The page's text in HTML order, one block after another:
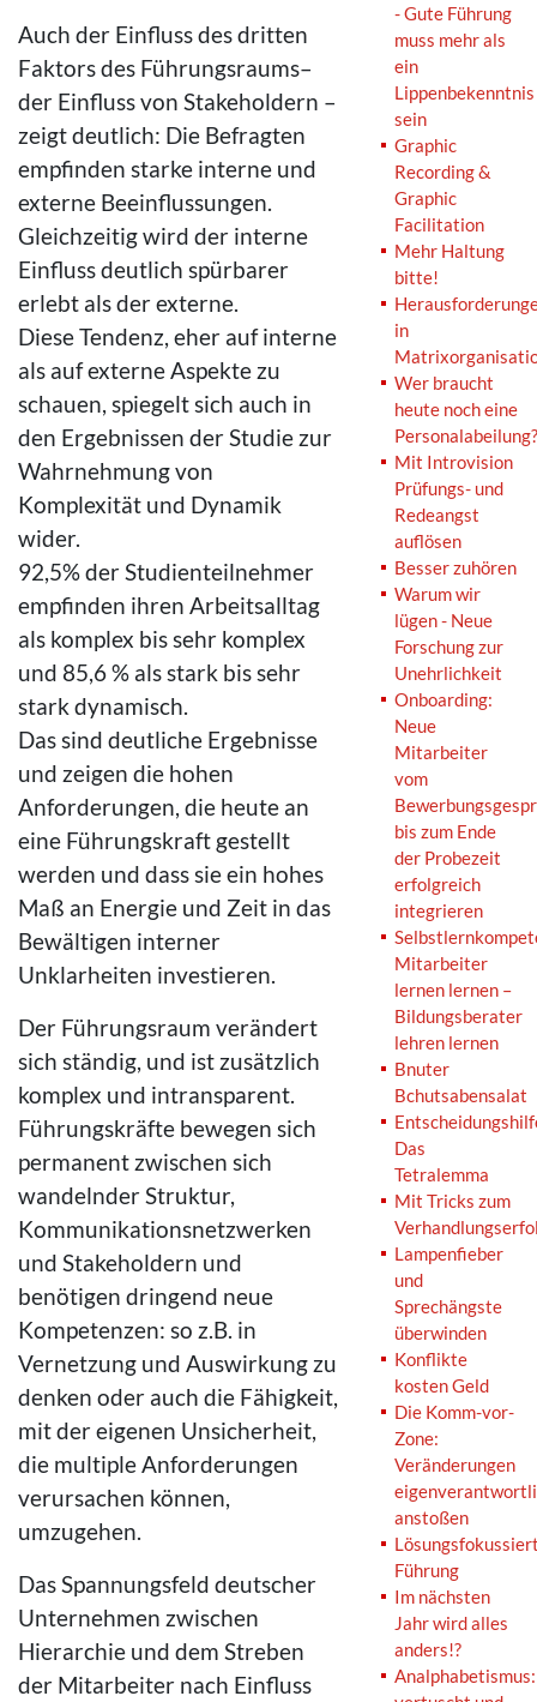
Auch der Einfluss des dritten
Faktors des Führungsraums–
der Einfluss von Stakeholdern –
zeigt deutlich: Die Befragten
empfinden starke interne und
externe Beeinflussungen.
Gleichzeitig wird der interne
Einfluss deutlich spürbarer
erlebt als der externe.
Diese Tendenz, eher auf interne
als auf externe Aspekte zu
schauen, spiegelt sich auch in
den Ergebnissen der Studie zur
Wahrnehmung von
Komplexität und Dynamik
wider.
92,5% der Studienteilnehmer
empfinden ihren Arbeitsalltag
als komplex bis sehr komplex
und 85,6 % als stark bis sehr
stark dynamisch.
Das sind deutliche Ergebnisse
und zeigen die hohen
Anforderungen, die heute an
eine Führungskraft gestellt
werden und dass sie ein hohes
Maß an Energie und Zeit in das
Bewältigen interner
Unklarheiten investieren.
Der Führungsraum verändert
sich ständig, und ist zusätzlich
komplex und intransparent.
Führungskräfte bewegen sich
permanent zwischen sich
wandelnder Struktur,
Kommunikationsnetzwerken
und Stakeholdern und
benötigen dringend neue
Kompetenzen: so z.B. in
Vernetzung und Auswirkung zu
denken oder auch die Fähigkeit,
mit der eigenen Unsicherheit,
die multiple Anforderungen
verursachen können,
umzugehen.
Das Spannungsfeld deutscher
Unternehmen zwischen
Hierarchie und dem Streben
der Mitarbeiter nach Einfluss
- Gute Führung
muss mehr als
ein
Lippenbekenntnis
sein
Graphic
Recording &
Graphic
Facilitation
Mehr Haltung
bitte!
in
Wer braucht
heute noch eine
Personalabeilung?
Mit Introvision
Prüfungs- und
Redeangst
auflösen
Besser zuhören
Warum wir
lügen - Neue
Forschung zur
Unehrlichkeit
Onboarding:
Neue
Mitarbeiter
vom
bis zum Ende
der Probezeit
erfolgreich
integrieren
Mitarbeiter
lernen lernen –
Bildungsberater
lehren lernen
Bnuter
Bchutsabensalat
Das
Tetralemma
Mit Tricks zum
Lampenfieber
und
Sprechängste
überwinden
Konflikte
kosten Geld
Die Komm-vor-
Zone:
Veränderungen
anstoßen
Führung
Im nächsten
Jahr wird alles
anders!?
Analphabetismus: